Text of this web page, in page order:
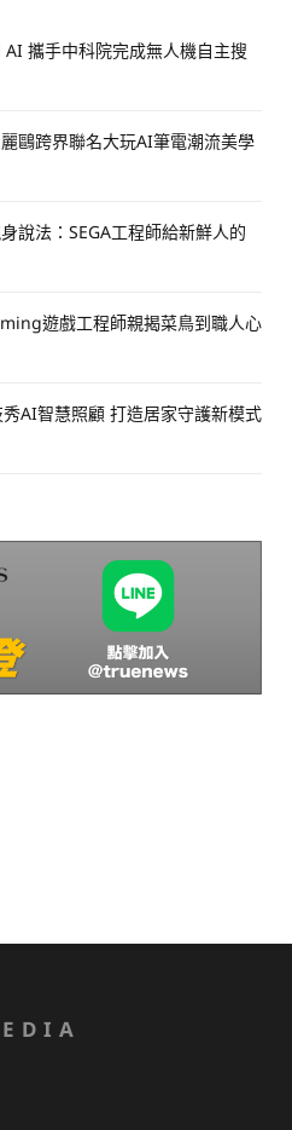
攜手中科院完成無人機自主搜
鷗跨界聯名大玩AI筆電潮流美學
說法：SEGA工程師給新鮮人的
遊戲工程師親揭菜鳥到職人心
AI智慧照顧 打造居家守護新模式